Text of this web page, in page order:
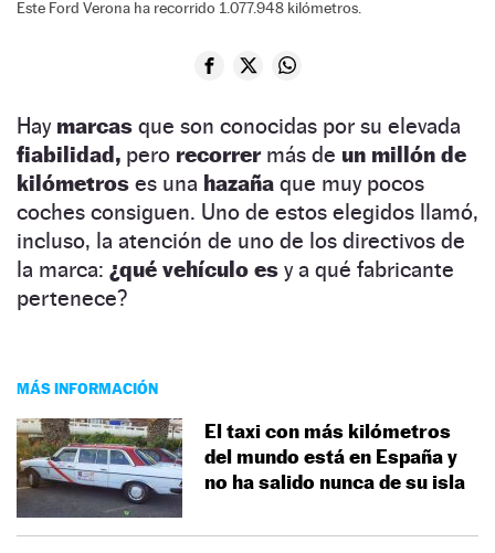
Este Ford Verona ha recorrido 1.077.948 kilómetros.
Hay marcas que son conocidas por su elevada
fiabilidad, pero recorrer más de un millón de
kilómetros es una hazaña que muy pocos
coches consiguen. Uno de estos elegidos llamó,
incluso, la atención de uno de los directivos de
la marca: ¿qué vehículo es y a qué fabricante
pertenece?
MÁS INFORMACIÓN
El taxi con más kilómetros
del mundo está en España y
no ha salido nunca de su isla